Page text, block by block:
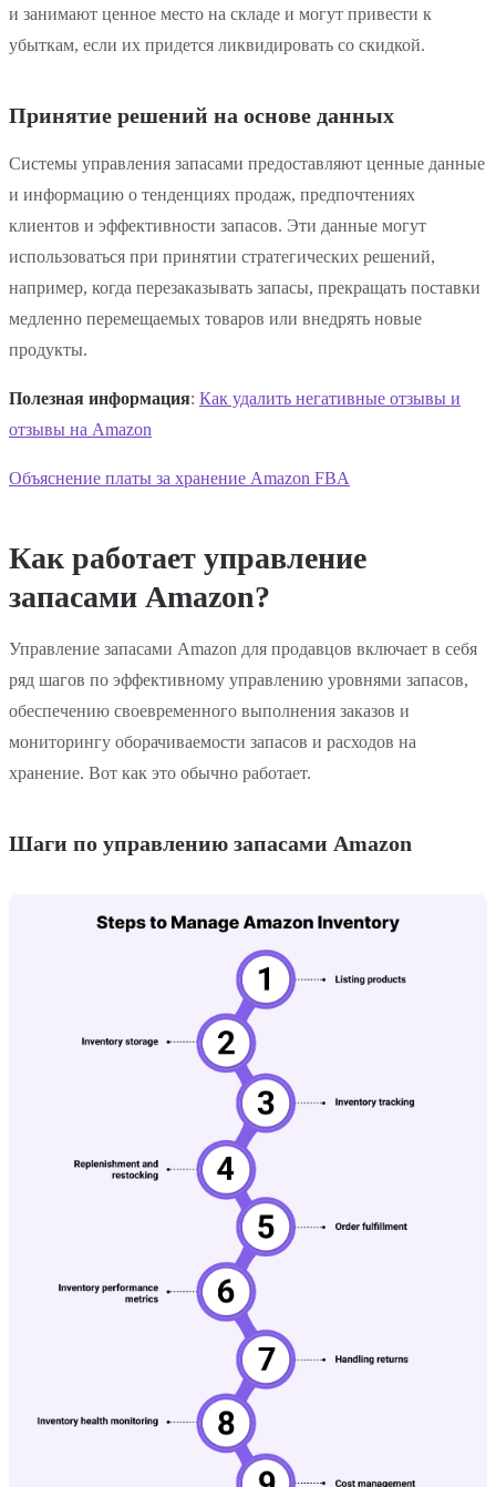
и занимают ценное место на складе и могут привести к
убыткам, если их придется ликвидировать со скидкой.
Принятие решений на основе данных
Системы управления запасами предоставляют ценные данные
и информацию о тенденциях продаж, предпочтениях
клиентов и эффективности запасов. Эти данные могут
использоваться при принятии стратегических решений,
например, когда перезаказывать запасы, прекращать поставки
медленно перемещаемых товаров или внедрять новые
продукты.
Полезная информация: Как удалить негативные отзывы и
отзывы на Amazon
Объяснение платы за хранение Amazon FBA
Как работает управление
запасами Amazon?
Управление запасами Amazon для продавцов включает в себя
ряд шагов по эффективному управлению уровнями запасов,
обеспечению своевременного выполнения заказов и
мониторингу оборачиваемости запасов и расходов на
хранение. Вот как это обычно работает.
Шаги по управлению запасами Amazon